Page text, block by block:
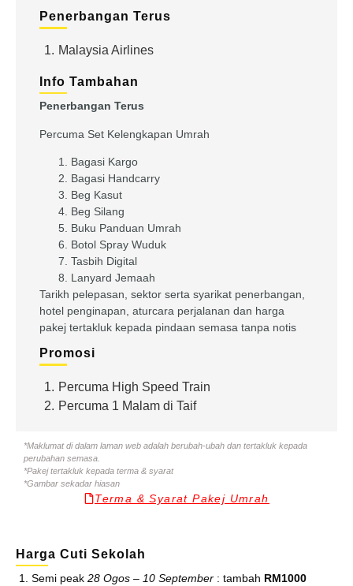
Penerbangan Terus
1. Malaysia Airlines
Info Tambahan
Penerbangan Terus
Percuma Set Kelengkapan Umrah
Bagasi Kargo
Bagasi Handcarry
Beg Kasut
Beg Silang
Buku Panduan Umrah
Botol Spray Wuduk
Tasbih Digital
Lanyard Jemaah
Tarikh pelepasan, sektor serta syarikat penerbangan,
hotel penginapan, aturcara perjalanan dan harga
pakej tertakluk kepada pindaan semasa tanpa notis
Promosi
1. Percuma High Speed Train
2. Percuma 1 Malam di Taif
*Maklumat di dalam laman web adalah berubah-ubah dan tertakluk kepada
perubahan semasa.
*Pakej tertakluk kepada terma & syarat
*Gambar sekadar hiasan
Terma & Syarat Pakej Umrah
Harga Cuti Sekolah
Semi peak 28 Ogos – 10 September : tambah RM1000